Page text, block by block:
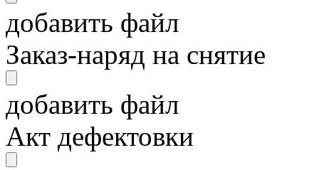
добавить файл
Заказ-наряд на снятие
добавить файл
Акт дефектовки